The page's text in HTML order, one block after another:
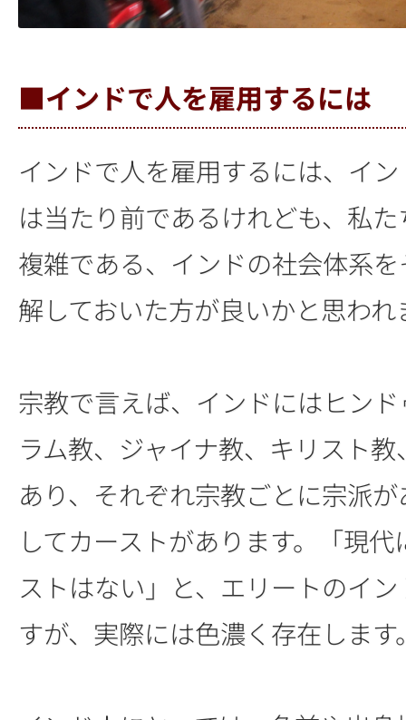
■インドで人を雇用するには
インドで人を雇用するには、イ
は当たり前であるけれども、私
複雑である、インドの社会体系
解しておいた方が良いかと思われ
宗教で言えば、インドにはヒン
ラム教、ジャイナ教、キリスト
あり、それぞれ宗教ごとに宗派
してカーストがあります。「現
ストはない」と、エリートのイ
すが、実際には色濃く存在します